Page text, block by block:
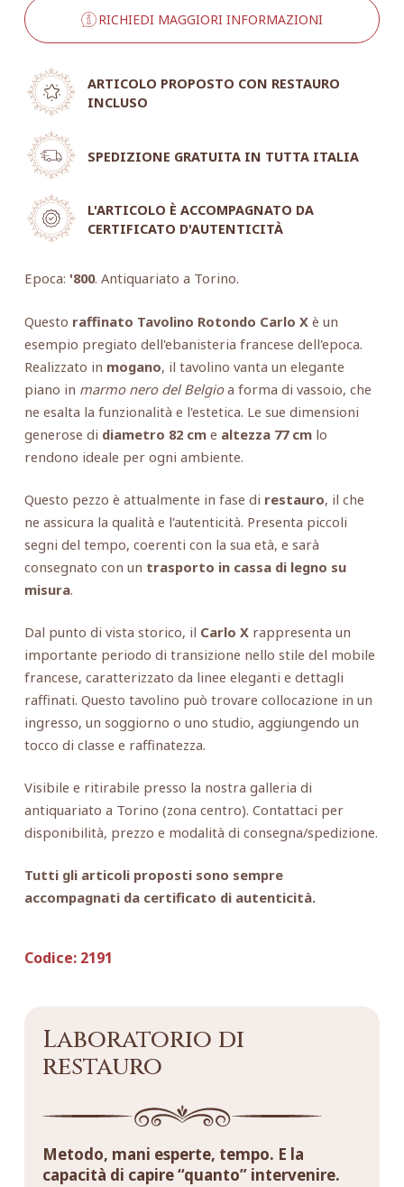
RICHIEDI MAGGIORI INFORMAZIONI
ARTICOLO PROPOSTO CON RESTAURO
INCLUSO
SPEDIZIONE GRATUITA IN TUTTA ITALIA
L'ARTICOLO È ACCOMPAGNATO DA
CERTIFICATO D'AUTENTICITÀ
Epoca: '800. Antiquariato a Torino.
Questo raffinato Tavolino Rotondo Carlo Xè un
esempio pregiato dell'ebanisteria francese dell'epoca.
Realizzato in mogano, il tavolino vanta un elegante
piano in marmo nero del Belgioa forma di vassoio, che
ne esalta la funzionalità e l'estetica. Le sue dimensioni
generose di diametro 82 cme altezza 77 cmlo
rendono ideale per ogni ambiente.
Questo pezzo è attualmente in fase di restauro, il che
ne assicura la qualità e l'autenticità. Presenta piccoli
segni del tempo, coerenti con la sua età, e sarà
consegnato con un trasporto in cassa di legno su
misura.
Dal punto di vista storico, il Carlo Xrappresenta un
importante periodo di transizione nello stile del mobile
francese, caratterizzato da linee eleganti e dettagli
raffinati. Questo tavolino può trovare collocazione in un
ingresso, un soggiorno o uno studio, aggiungendo un
tocco di classe e raffinatezza.
Visibile e ritirabile presso la nostra galleria di
antiquariato a Torino (zona centro). Contattaci per
disponibilità, prezzo e modalità di consegna/spedizione.
Tutti gli articoli proposti sono sempre
accompagnati da certificato di autenticità.
Codice:2191
Laboratorio di
restauro
Metodo, mani esperte, tempo. E la
capacità di capire “quanto” intervenire.